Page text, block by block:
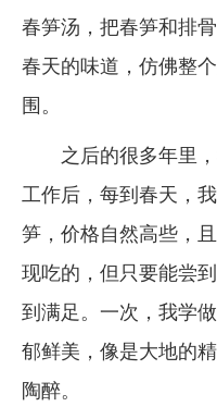
春笋汤，把春笋和排
春天的味道，仿佛整
围。
之后的很多年里
工作后，每到春天，
笋，价格自然高些，
现吃的，但只要能尝
到满足。一次，我学
郁鲜美，像是大地的
陶醉。